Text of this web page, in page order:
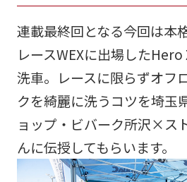
連載最終回となる今回は本
レースWEXに出場したHero
洗車。レースに限らずオフ
クを綺麗に洗うコツを埼玉
ョップ・ビバーク所沢×ス
んに伝授してもらいます。